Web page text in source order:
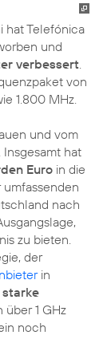
hat Telefónica
und
verbessert.
von
1.800 MHz.
und vom
hat
Euro in die
nach
zu bieten.
der
in
starke
1 GHz
noch